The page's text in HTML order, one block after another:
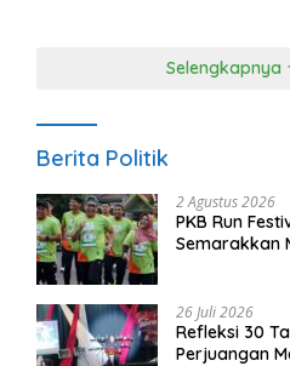
Selengkapnya
Berita Politik
2 Agustus 2026
PKB Run
Semarakkan
26 Juli 2026
Refleksi 30
Perjuangan